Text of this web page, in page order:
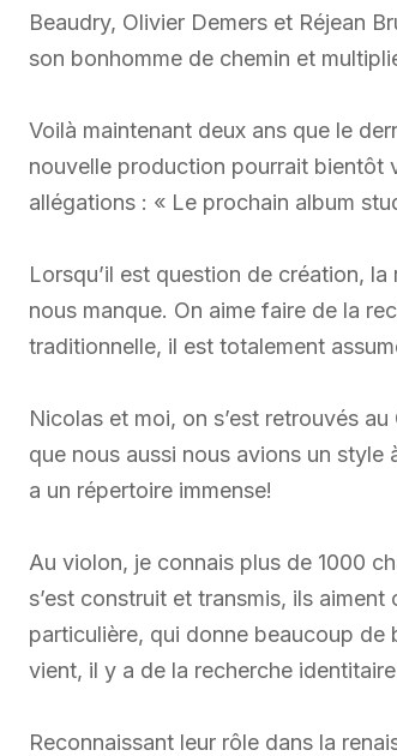
Beaudry, Olivier Demers et Réjean
son bonhomme de chemin et
Voilà maintenant deux ans que le
nouvelle production pourrait bientôt
allégations : « Le prochain album
Lorsqu’il est question de création,
nous manque. On aime faire de la
traditionnelle, il est totalement
Nicolas et moi, on s’est retrouvés
que nous aussi nous avions un
a un répertoire immense!
Au violon, je connais plus de 1000
s’est construit et transmis, ils
particulière, qui donne beaucoup de
vient, il y a de la recherche
Reconnaissant leur rôle dans la